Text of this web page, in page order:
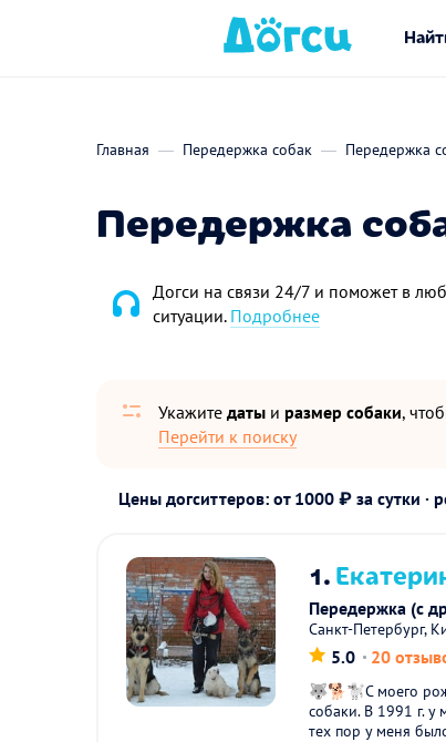
Главная Передержка собак Передержка
Передержка
Догси на связи 24/7 и поможет в
ситуации. Подробнее
Укажите даты и размер собаки,
Перейти к поиску
Цены догситтеров: от 1000 ₽ за сутки ·
1.
Передержка (с
Санкт-Петербург,
5.0 20
🐺🐕🐩С моего
собаки. В 1991 г. у
тех пор у меня